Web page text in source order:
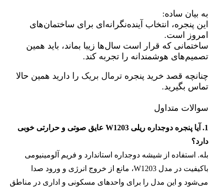
به بیان ساده:
این پنجره، انتخاب آینده‌نگرانه‌ای برای ساختمان‌های
امروز است.
ساختمانی که قرار است سال‌ها زیبا بماند، باید همین
تصمیم‌های هوشمندانه را تجربه کند.
چنانچه قصد خرید پنجره ترمال بریک را دارید همین حالا
تماس بگیرید.
سوالات متداول
1. آیا پنجره دوجداره ریلی W1203 عایق صوتی و حرارتی خوبی
دارد؟
بله. استفاده از شیشه دوجداره استاندارد و فریم آلومینیومی
باکیفیت در مدل W1203، مانع از خروج انرژی و ورود صدا
می‌شود و این مدل را برای واحدهای مسکونی و اداری در مناطق